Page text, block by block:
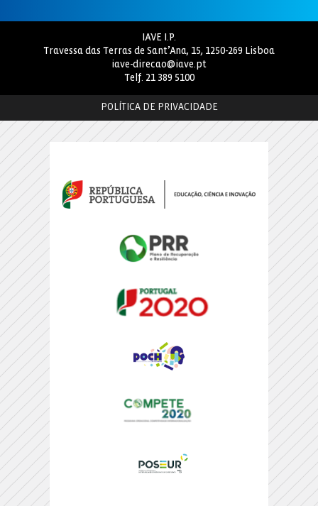
IAVE I.P.
Travessa das Terras de Sant’Ana, 15, 1250-269 Lisboa
iave-direcao@iave.pt
Telf. 21 389 5100
POLÍTICA DE PRIVACIDADE